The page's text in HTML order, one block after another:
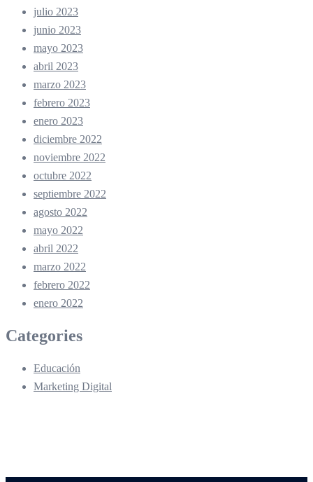
julio 2023
junio 2023
mayo 2023
abril 2023
marzo 2023
febrero 2023
enero 2023
diciembre 2022
noviembre 2022
octubre 2022
septiembre 2022
agosto 2022
mayo 2022
abril 2022
marzo 2022
febrero 2022
enero 2022
Categories
Educación
Marketing Digital